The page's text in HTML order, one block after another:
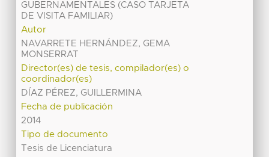
GUBERNAMENTALES (CASO TARJETA
DE VISITA FAMILIAR)
Autor
NAVARRETE HERNÁNDEZ, GEMA
MONSERRAT
Director(es) de tesis, compilador(es) o
coordinador(es)
DÍAZ PÉREZ, GUILLERMINA
Fecha de publicación
2014
Tipo de documento
Tesis de Licenciatura